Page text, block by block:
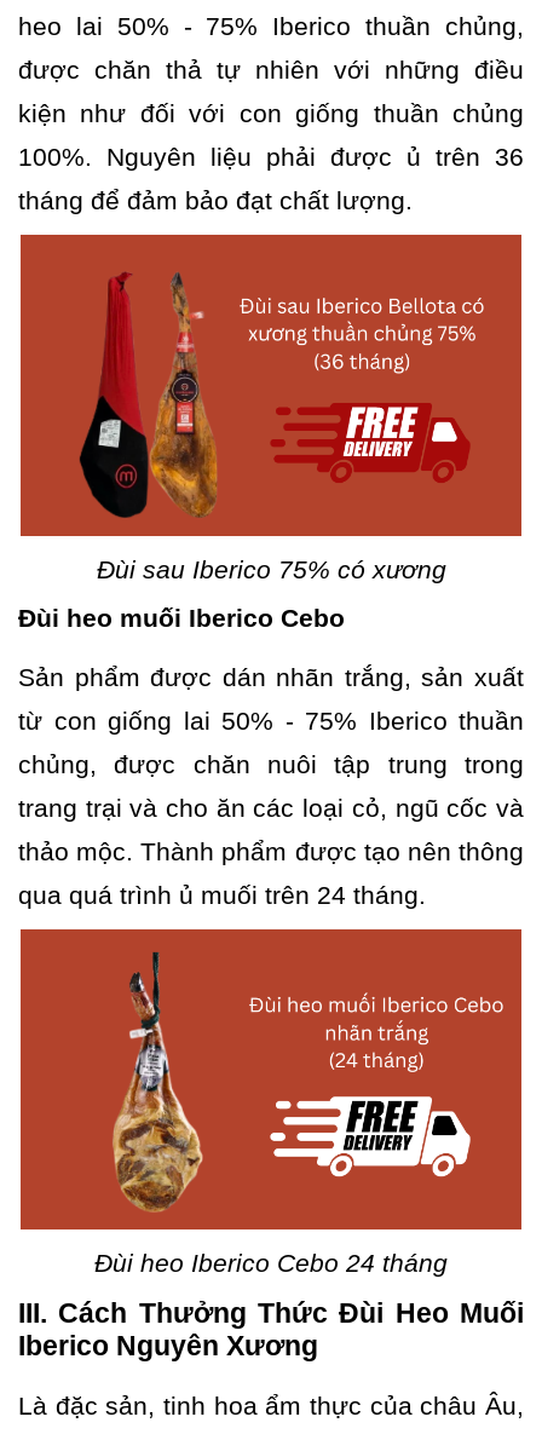
heo lai 50% - 75% Iberico thuần chủng,
được chăn thả tự nhiên với những điều
kiện như đối với con giống thuần chủng
100%. Nguyên liệu phải được ủ trên 36
tháng để đảm bảo đạt chất lượng.
Đùi sau Iberico 75% có xương
Đùi heo muối Iberico Cebo
Sản phẩm được dán nhãn trắng, sản xuất
từ con giống lai 50% - 75% Iberico thuần
chủng, được chăn nuôi tập trung trong
trang trại và cho ăn các loại cỏ, ngũ cốc và
thảo mộc. Thành phẩm được tạo nên thông
qua quá trình ủ muối trên 24 tháng.
Đùi heo Iberico Cebo 24 tháng
III. Cách Thưởng Thức Đùi Heo Muối
Iberico Nguyên Xương
Là đặc sản, tinh hoa ẩm thực của châu Âu,